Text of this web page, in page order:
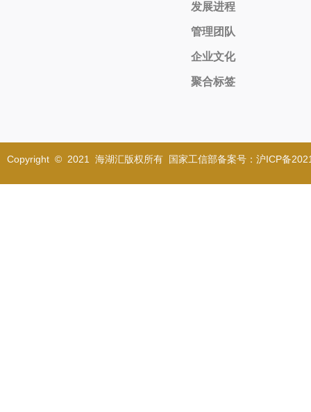
发展进程
管理团队
企业文化
聚合标签
Copyright © 2021 海湖汇版权所有 国家工信部备案号：沪ICP备